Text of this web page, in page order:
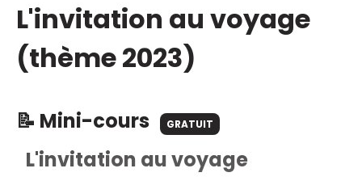
L'invitation au voyage
(thème 2023)
📝 Mini-cours GRATUIT
L'invitation au voyage